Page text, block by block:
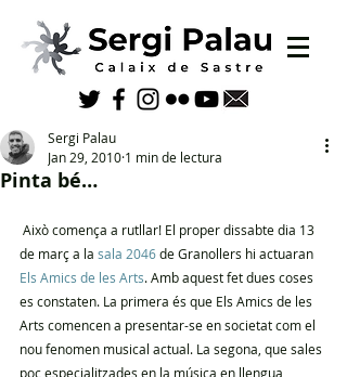
Pinta bé…
Sergi Palau
Jan 29, 2010 1 min de lectura
de març a la sala 2046 de Granollers hi actuaran
Els Amics de les Arts. Amb aquest fet dues coses
es constaten. La primera és que Els Amics de les
Arts comencen a presentar-se en societat com el
nou fenomen musical actual. La segona, que sales
poc especialitzades en la música en llengua